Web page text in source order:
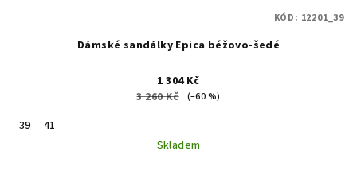
Dámské sandálky Epica béžovo-šedé
1 304 Kč
3 260 Kč
(–60 %)
39
41
Skladem
KÓD: 12201_39